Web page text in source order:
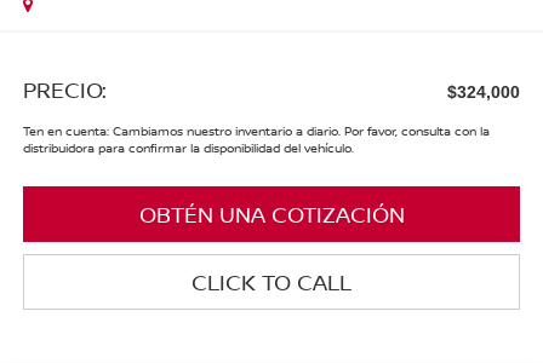
PRECIO: $324,000
Ten en cuenta: Cambiamos nuestro inventario a diario. Por favor, consulta con la
distribuidora para confirmar la disponibilidad del vehículo.
OBTÉN UNA COTIZACIÓN
CLICK TO CALL